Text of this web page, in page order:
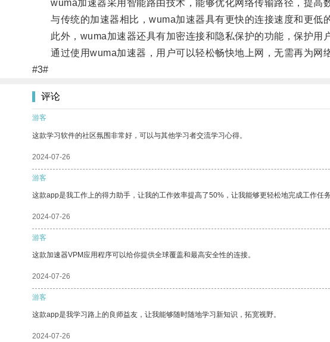
wuma加速器采用智能路由技术，能够优化网络传输路径，提高数
与传统的加速器相比，wuma加速器具有更快的连接速度和更低
此外，wuma加速器还具有加密连接和隐私保护的功能，保护用户
通过使用wuma加速器，用户可以轻松畅快地上网，无需再为网络
#3#
评论
游客
这款学习软件的社区氛围非常好，可以与其他学习者交流学习心得。
2024-07-26
游客
这款app是我工作上的得力助手，让我的工作效率提高了50%，让我能够更轻松地完成工作任务
2024-07-26
游客
这款加速器VPM应用程序可以给你提供全球覆盖和最高安全性的连接。
2024-07-26
游客
这款app是我学习路上的良师益友，让我能够随时随地学习新知识，拓宽视野。
2024-07-26